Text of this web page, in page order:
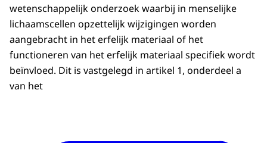
wetenschappelijk onderzoek waarbij in menselijke
lichaamscellen opzettelijk wijzigingen worden
aangebracht in het erfelijk materiaal of het
functioneren van het erfelijk materiaal specifiek wordt
beïnvloed. Dit is vastgelegd in artikel 1, onderdeel a
van het